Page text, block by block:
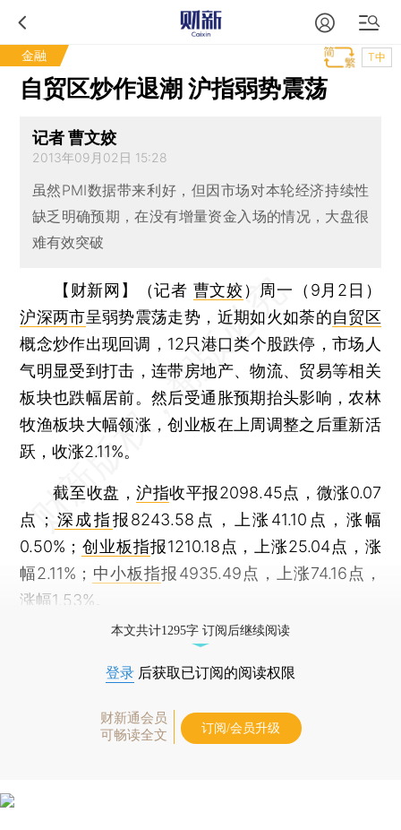
金融 T中
自贸区炒作退潮 沪指弱势震荡
记者 曹文姣
2013年09月02日 15:28
虽然PMI数据带来利好，但因市场对本轮经济持续性
缺乏明确预期，在没有增量资金入场的情况，大盘很
难有效突破
【财新网】（记者 曹文姣） 周一（9月2日）
沪深两市呈弱势震荡走势，近期如火如荼的自贸区
概念炒作出现回调，12只港口类个股跌停，市场人
气明显受到打击，连带房地产、物流、贸易等相关
板块也跌幅居前。然后受通胀预期抬头影响，农林
牧渔板块大幅领涨，创业板在上周调整之后重新活
跃，收涨2.11%。
截至收盘，沪指收平报2098.45点，微涨0.07
点； 深成指报8243.58点，上涨41.10点，涨幅
0.50%； 创业板指报1210.18点，上涨25.04点，涨
幅2.11%； 中小板指报4935.49点，上涨74.16点，
涨幅1.53%。
本文共计1295字 订阅后继续阅读
登录 后获取已订阅的阅读权限
财新通会员
可畅读全文
订阅/会员升级